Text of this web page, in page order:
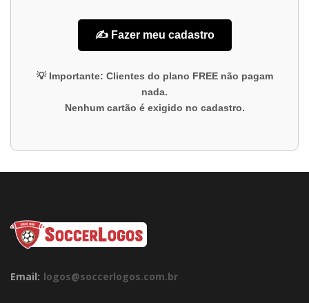
✍️ Fazer meu cadastro
💡 Importante: Clientes do plano FREEnão pagam
nada.
Nenhum cartão é exigido no cadastro.
Email: logos@soccerlogos.com.br